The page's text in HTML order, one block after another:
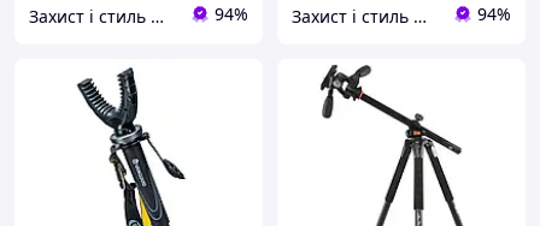
Захист і стиль — в одному магазині 94% Захист і стиль — в одному магазині 94%